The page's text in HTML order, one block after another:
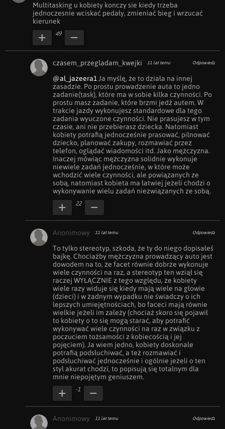
Multitasking u kobiety konczy sie kiedy trzeba
jednoczesnie wciskać pedały, zmieniać bieg i wrzucać
kierunek
49
czasem_przegladam_kwejki 11 lat temu Odpowiedz
@al_jazeera1 Ja myślę, że to działa na innej
zasadzie. Po prostu prowadzenie auta to jedno
zadanie(task), które ma w sobie kilka czynności. Po
prostu masz zadanie, które brzmi jedź autem. W
trakcie jazdy wykonujesz standardowe dla tego
zadania wyuczone czynności. Nie prasujesz w tym
czasie, ani nie przebierasz dziecka. Natomiast
kobiety potrafią jednocześnie prasować, pilnować
dziecko, planować zakupy, rozmawiać przez
telefon, oglądać wiadomości itd. Jako mężczyzna.
Inaczej mówiąc mężczyzna solidnie wykonuje
niewiele zadań jednocześnie, w które może
wchodzić wiele czynności, ale powiązanych ze
sobą, natomiast kobieta ma łatwiej jeżeli chodzi o
wykonywanie wielu zadań niezwiązanych ze sobą.
22
Anonimowy 11 lat temu Odpowiedz
To tylko stereotyp, szkoda, że ty do niego dopisałeś
bajkę. Chociażby mężczyzna prowadzący auto jest
dowodem na to, że facet równie dobrze wykonuje
wiele czynności na raz, a stereotyp ten wziął się
raczej WYŁĄCZNIE z tego względu, że kobiety
wiele razy widuje się kiedy mają wiele na głowie
(dzieci) i w żadnym wypadku nie świadczy o ich
lepszych umiejętnościach, bo faceci mają równie
wielkie jeżeli im zależy (chociaż skoro się pojawił
to kobiety o to się mogą starać, aby potrafić
wykonywać wiele czynności na raz w związku z
poczuciem tożsamości z kobiecością i jej
pojęciem). Ja wiem jedno, kobiety doskonale
potrafią podsłuchiwać, a też rozmawiać i
podsłuchiwać jednocześnie i ogólnie jeżeli o ten
styl akurat chodzi, to popisują się totalnym dla
mnie niepojętym geniuszem.
-1
Anonimowy 11 lat temu Odpowiedz